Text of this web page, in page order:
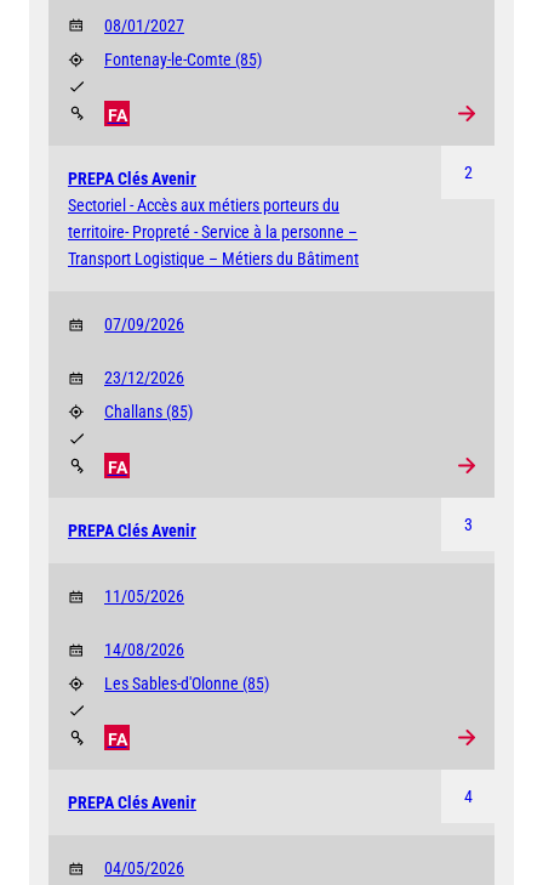
08/01/2027
Fontenay-le-Comte (85)
FA
2
PREPA Clés Avenir
Sectoriel - Accès aux métiers porteurs du
territoire- Propreté - Service à la personne –
Transport Logistique – Métiers du Bâtiment
07/09/2026
23/12/2026
Challans (85)
FA
3
PREPA Clés Avenir
11/05/2026
14/08/2026
Les Sables-d'Olonne (85)
FA
4
PREPA Clés Avenir
04/05/2026